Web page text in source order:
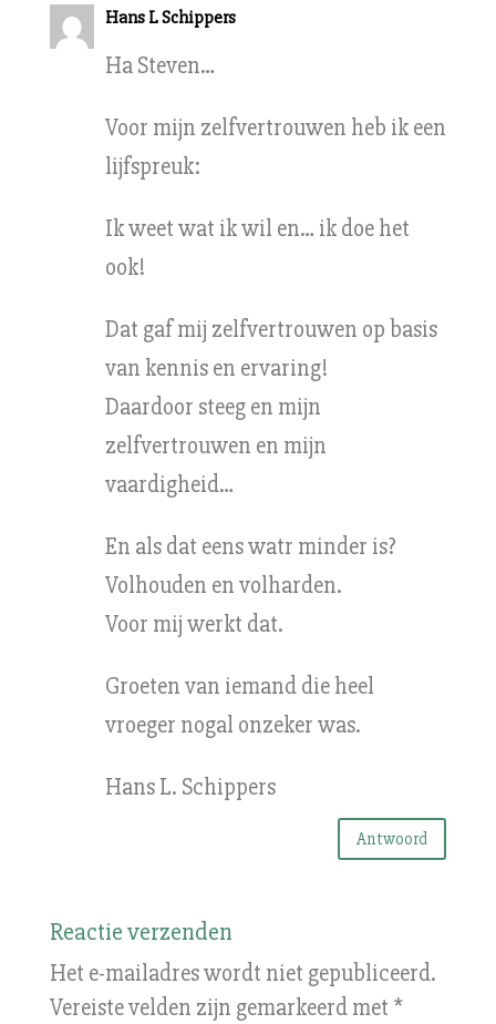
Hans L Schippers
Ha Steven…
Voor mijn zelfvertrouwen heb ik een
lijfspreuk:
Ik weet wat ik wil en… ik doe het
ook!
Dat gaf mij zelfvertrouwen op basis
van kennis en ervaring!
Daardoor steeg en mijn
zelfvertrouwen en mijn
vaardigheid…
En als dat eens watr minder is?
Volhouden en volharden.
Voor mij werkt dat.
Groeten van iemand die heel
vroeger nogal onzeker was.
Hans L. Schippers
Antwoord
Reactie verzenden
Het e-mailadres wordt niet gepubliceerd.
Vereiste velden zijn gemarkeerd met *